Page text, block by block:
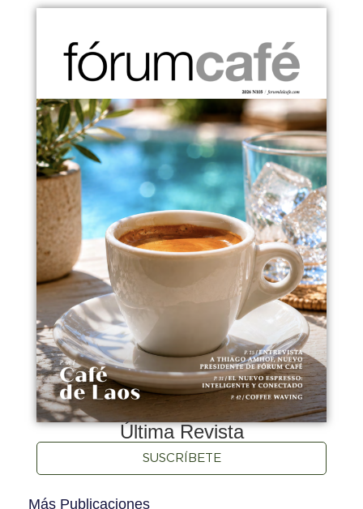
Última Revista
SUSCRÍBETE
Más Publicaciones